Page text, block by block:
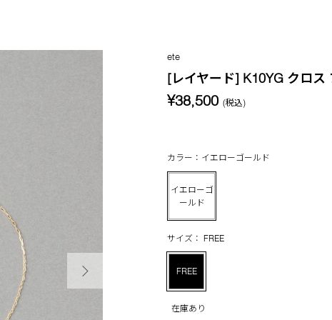
ete
[レイヤード] K10YG クロス
¥38,500 (税込)
カラー：イエローゴールド
イエローゴ
ールド
サイズ： FREE
FREE
在庫あり